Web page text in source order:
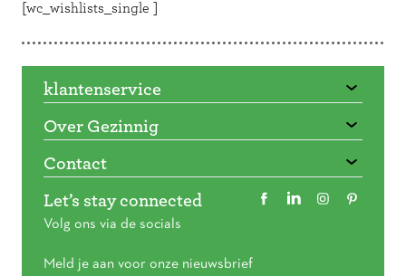
[wc_wishlists_single ]
klantenservice
Over Gezinnig
Contact
Let’s stay connected
Volg ons via de socials
Meld je aan voor onze nieuwsbrief